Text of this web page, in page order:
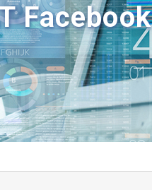
Facebook